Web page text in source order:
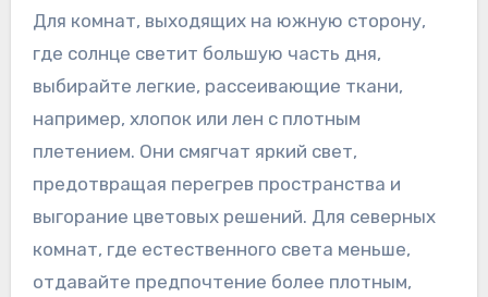
Для комнат, выходящих на южную сторону,
где солнце светит большую часть дня,
выбирайте легкие, рассеивающие ткани,
например, хлопок или лен с плотным
плетением. Они смягчат яркий свет,
предотвращая перегрев пространства и
выгорание цветовых решений. Для северных
комнат, где естественного света меньше,
отдавайте предпочтение более плотным,